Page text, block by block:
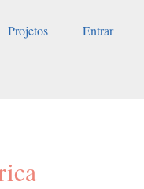
Projetos Entrar